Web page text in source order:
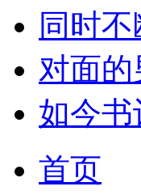
同时
对面
如今
首页